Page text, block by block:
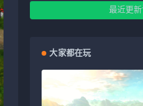
最近更
大家都在玩